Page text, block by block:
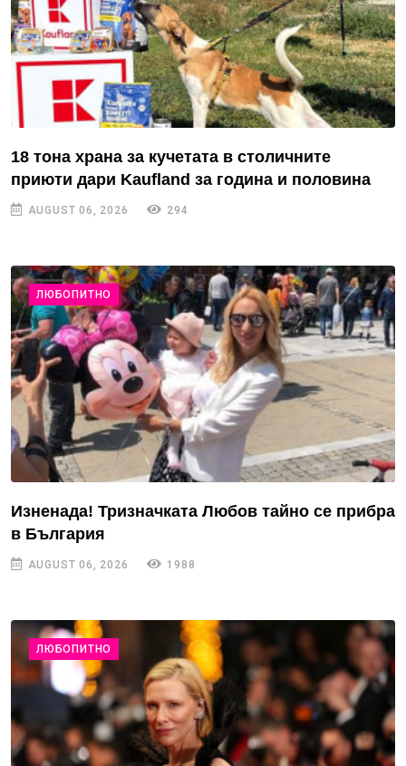
18 тона храна за кучетата в столичните
приюти дари Kaufland за година и половина
AUGUST 06, 2026 294
ЛЮБОПИТНО
Изненада! Тризначката Любов тайно се прибра
в България
AUGUST 06, 2026 1988
ЛЮБОПИТНО